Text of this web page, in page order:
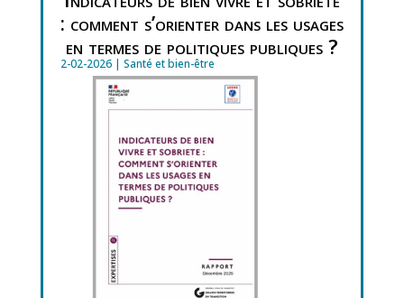
: comment s’orienter dans les usages
en termes de politiques publiques ?
2-02-2026| Santé et bien-être